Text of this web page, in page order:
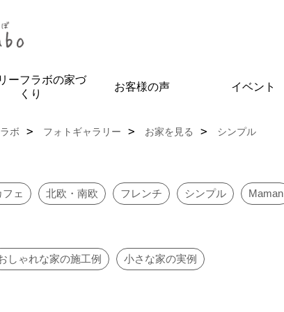
ーフラボの家づ
くり
お客様の声 イベント
ボ フォトギャラリー お家を見る シンプル
フェ 北欧・南欧 フレンチ シンプル Maman
しゃれな家の施工例 小さな家の実例